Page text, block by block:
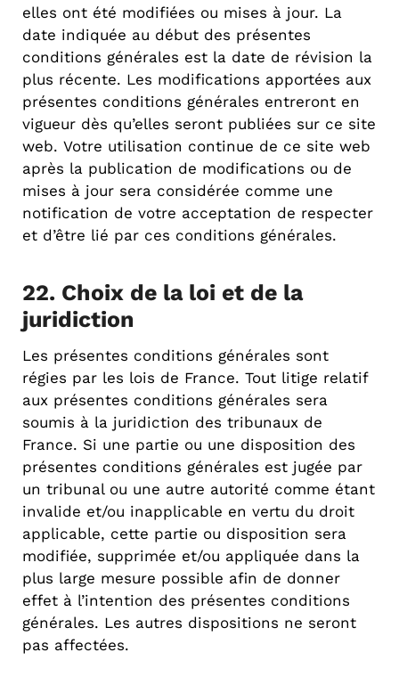
elles ont été modifiées ou mises à jour. La
date indiquée au début des présentes
conditions générales est la date de révision la
plus récente. Les modifications apportées aux
présentes conditions générales entreront en
vigueur dès qu’elles seront publiées sur ce site
web. Votre utilisation continue de ce site web
après la publication de modifications ou de
mises à jour sera considérée comme une
notification de votre acceptation de respecter
et d’être lié par ces conditions générales.
22. Choix de la loi et de la
juridiction
Les présentes conditions générales sont
régies par les lois de France. Tout litige relatif
aux présentes conditions générales sera
soumis à la juridiction des tribunaux de
France. Si une partie ou une disposition des
présentes conditions générales est jugée par
un tribunal ou une autre autorité comme étant
invalide et/ou inapplicable en vertu du droit
applicable, cette partie ou disposition sera
modifiée, supprimée et/ou appliquée dans la
plus large mesure possible afin de donner
effet à l’intention des présentes conditions
générales. Les autres dispositions ne seront
pas affectées.